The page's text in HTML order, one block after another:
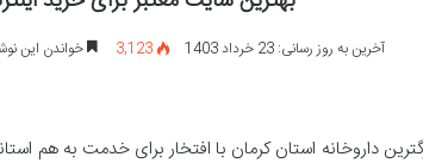
آخرین به روز رسانی: 23 خرداد 1403 3,123 خواندن این نوشته از
داروخانه استان کرمان با افتخار برای خدمت به